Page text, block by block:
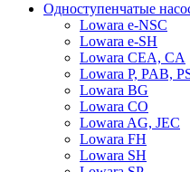
Одноступенчатые
Lowara e-NSC
Lowara e-SH
Lowara CEA, CA
Lowara P, PAB,
Lowara BG
Lowara CO
Lowara AG, JEC
Lowara FH
Lowara SH